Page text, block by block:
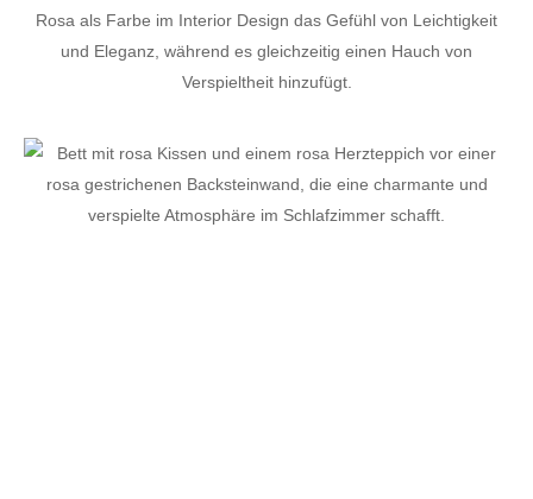
Rosa als Farbe im Interior Design das Gefühl von Leichtigkeit
und Eleganz, während es gleichzeitig einen Hauch von
Verspieltheit hinzufügt.